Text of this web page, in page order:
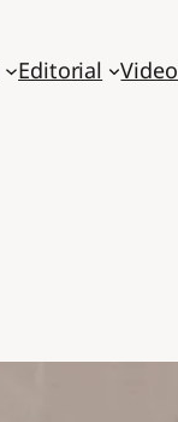
Editorial Video